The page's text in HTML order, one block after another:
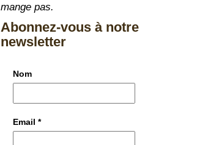
mange pas.
Abonnez-vous à notre
newsletter
Nom
Email *